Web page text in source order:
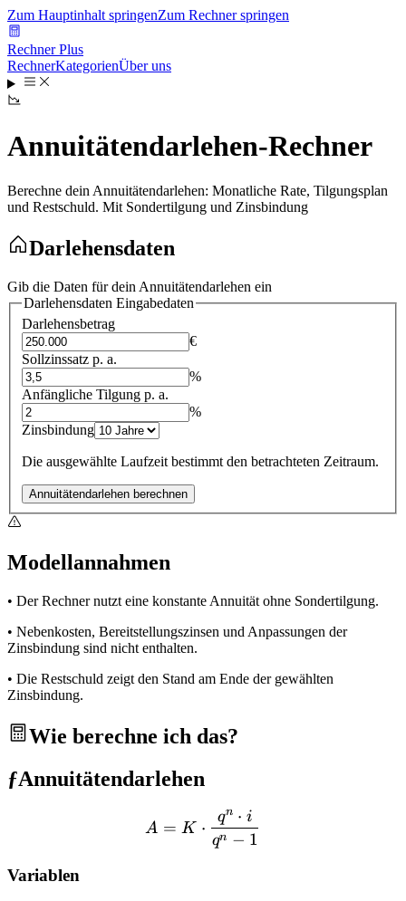
Zum Hauptinhalt springenZum Rechner springen
Rechner Plus
RechnerKategorienÜber uns
Annuitätendarlehen-Rechner
Berechne dein Annuitätendarlehen: Monatliche Rate, Tilgungsplan
und Restschuld. Mit Sondertilgung und Zinsbindung
Darlehensdaten
Gib die Daten für dein Annuitätendarlehen ein
Darlehensdaten Eingabedaten
Darlehensbetrag
€
Sollzinssatz p. a.
%
Anfängliche Tilgung p. a.
%
Zinsbindung
Die ausgewählte Laufzeit bestimmt den betrachteten Zeitraum.
Annuitätendarlehen berechnen
Modellannahmen
• Der Rechner nutzt eine konstante Annuität ohne Sondertilgung.
• Nebenkosten, Bereitstellungszinsen und Anpassungen der
Zinsbindung sind nicht enthalten.
• Die Restschuld zeigt den Stand am Ende der gewählten
Zinsbindung.
Wie berechne ich das?
ƒAnnuitätendarlehen
A = K \cdot \frac{q^n
A = K ⋅
qn − 1
qn ⋅ i
Variablen